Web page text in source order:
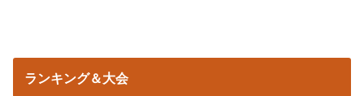
ランキング＆大会